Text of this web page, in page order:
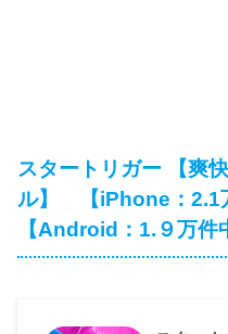
スタートリガー 【爽
ル】 【iPhone：2.1
【Android：1.９万件